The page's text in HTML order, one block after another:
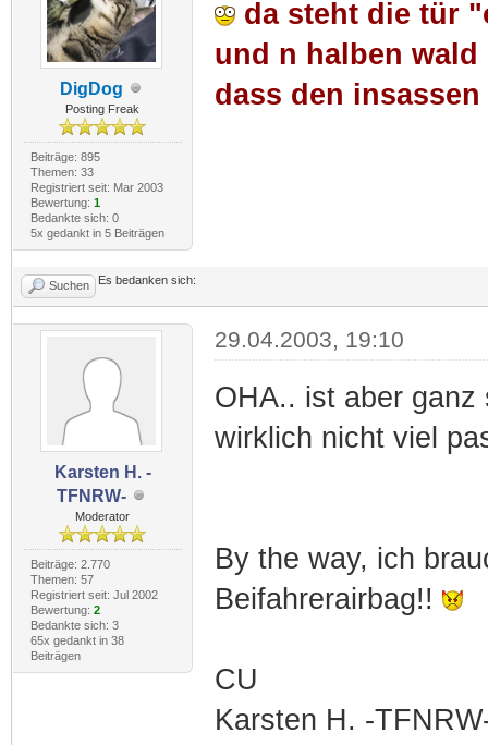
DigDog
Posting Freak
Beiträge: 895
Themen: 33
Registriert seit: Mar 2003
Bewertung: 1
Bedankte sich: 0
5x gedankt in 5 Beiträgen
da steht die tür
und n halben
dass den
Suchen Es bedanken sich:
Karsten H. -
TFNRW-
Moderator
Beiträge: 2.770
Themen: 57
Registriert seit: Jul 2002
Bewertung: 2
Bedankte sich: 3
65x gedankt in 38
Beiträgen
29.04.2003, 19:10
OHA.. ist aber ganz
wirklich nicht viel
By the way, ich
Beifahrerairbag!!
CU
Karsten H. -